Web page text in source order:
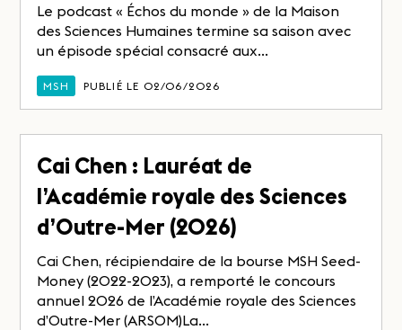
Le podcast « Échos du monde » de la Maison
des Sciences Humaines termine sa saison avec
un épisode spécial consacré aux...
MSH PUBLIÉ LE 02/06/2026
Cai Chen : Lauréat de
l’Académie royale des Sciences
d’Outre-Mer (2026)
Cai Chen, récipiendaire de la bourse MSH Seed-
Money (2022-2023), a remporté le concours
annuel 2026 de l’Académie royale des Sciences
d’Outre-Mer (ARSOM)La...